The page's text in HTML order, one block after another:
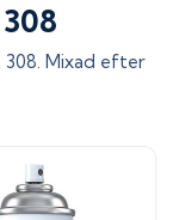
308. Mixad efter